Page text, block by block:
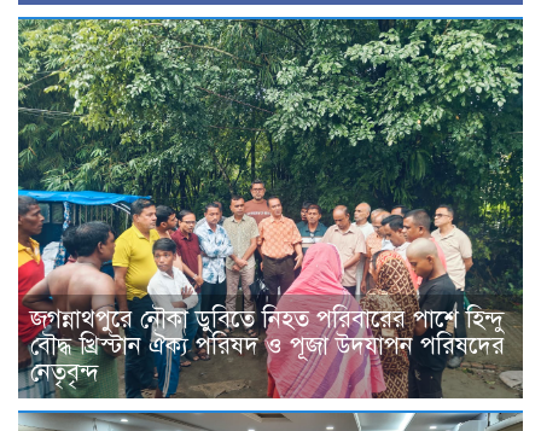
জগন্নাথপুরে নৌকা ডুবিতে নিহত পরিবারের পাশে হিন্দু
বৌদ্ধ খ্রিস্টান ঐক্য পরিষদ ও পূজা উদযাপন পরিষদের
নেতৃবৃন্দ